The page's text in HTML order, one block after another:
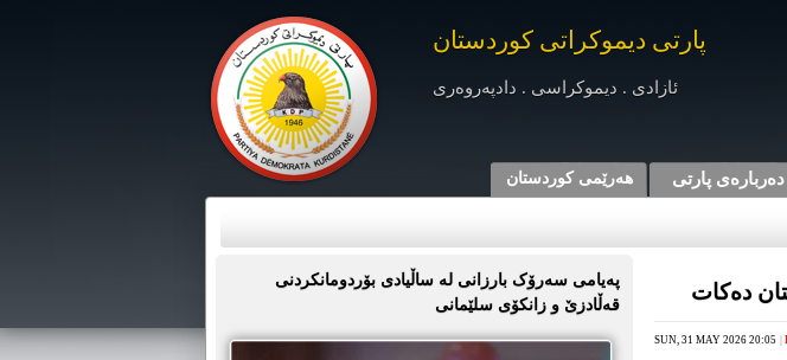
هه‌رێمی کوردستان دەربارەی پارتی
پارتی دیموکراتی کوردستان
ئازادی . دیموکراسی . دادپەروەری
دەکات
SUN, 31 MAY 2026 20:05
پەیامی سەرۆک بارزانی لە ساڵیادی بۆردومانکردنی
قەڵادزێ و زانکۆی سلێمانی